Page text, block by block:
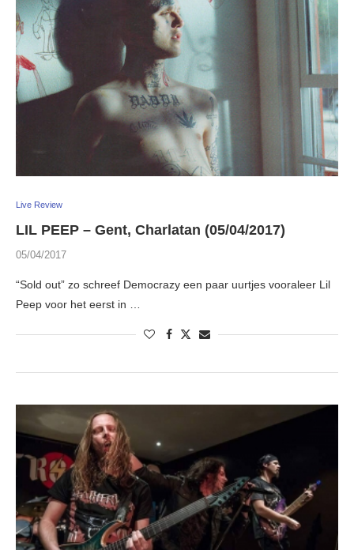
Live Review
LIL PEEP – Gent, Charlatan (05/04/2017)
05/04/2017
“Sold out” zo schreef Democrazy een paar uurtjes vooraleer Lil
Peep voor het eerst in …